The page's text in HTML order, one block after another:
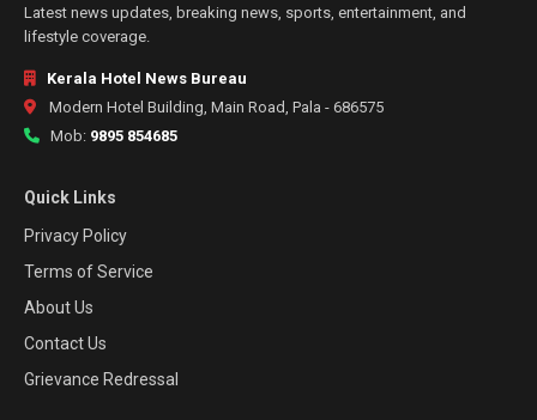
Latest news updates, breaking news, sports, entertainment, and
lifestyle coverage.
Kerala Hotel News Bureau
Modern Hotel Building, Main Road, Pala - 686575
Mob: 9895 854685
Quick Links
Privacy Policy
Terms of Service
About Us
Contact Us
Grievance Redressal